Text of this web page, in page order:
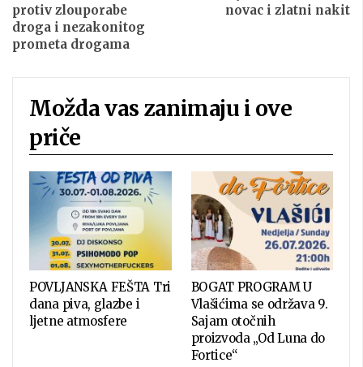
protiv zlouporabe
droga i nezakonitog
prometa drogama
novac i zlatni nakit
Možda vas zanimaju i ove
priče
POVLJANSKA FEŠTA Tri
dana piva, glazbe i
ljetne atmosfere
BOGAT PROGRAM U
Vlašićima se održava 9.
Sajam otočnih
proizvoda „Od Luna do
Fortice“